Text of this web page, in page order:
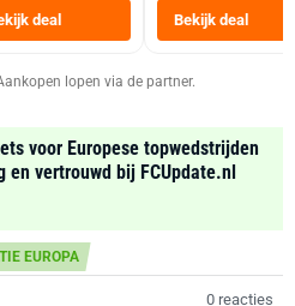
deal
Heteluchtfriteuse
Zwart
Bekijk deal
lopen via de partner.
voor Europese topwedstrijden
en vertrouwd bij FCUpdate.nl
EUROPA
0 reacties